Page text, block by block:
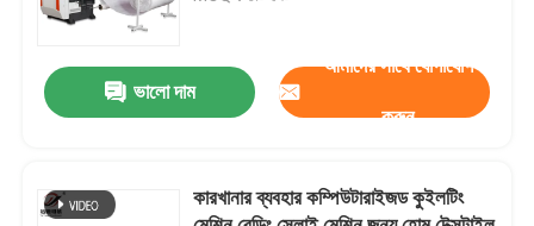
উদ্ধৃতির জন্য আবেদন
কম্পিউটারাইজড মাল্টি নিডেল কুইল্টিং মেশিন
ভালো দাম
আমাদের সাথে যোগাযোগ
করুন
কারখানার ব্যবহার কম্পিউটারাইজড কুইলটিং